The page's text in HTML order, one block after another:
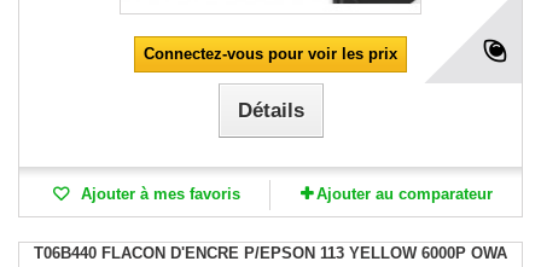
Connectez-vous pour voir les prix
Détails
Ajouter à mes favoris Ajouter au comparateur
T06B440 FLACON D'ENCRE P/EPSON 113 YELLOW 6000P OWA